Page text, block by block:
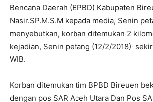
Bencana Daerah (BPBD) Kabupaten
Nasir.SP.M.S.M kepada media, Senin
menyebutkan, korban ditemukan 2
kejadian, Senin petang (12/2/2018)
WIB.
Korban ditemukan tim BPBD Bireuen
dengan pos SAR Aceh Utara Dan Pos